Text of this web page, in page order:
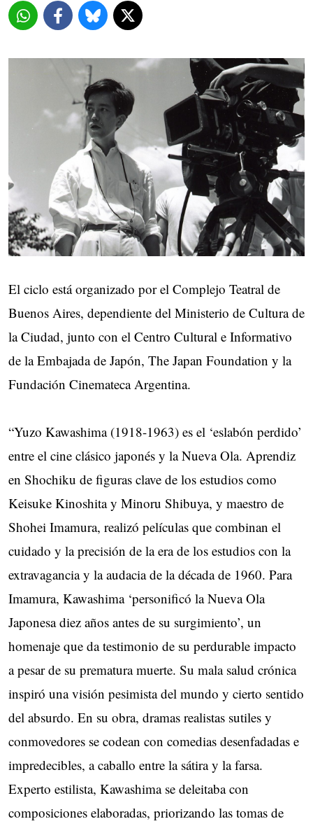
El ciclo está organizado por el Complejo Teatral de
Buenos Aires, dependiente del Ministerio de Cultura de
la Ciudad, junto con el Centro Cultural e Informativo
de la Embajada de Japón, The Japan Foundation y la
Fundación Cinemateca Argentina.
“Yuzo Kawashima (1918-1963) es el ‘eslabón perdido’
entre el cine clásico japonés y la Nueva Ola. Aprendiz
en Shochiku de figuras clave de los estudios como
Keisuke Kinoshita y Minoru Shibuya, y maestro de
Shohei Imamura, realizó películas que combinan el
cuidado y la precisión de la era de los estudios con la
extravagancia y la audacia de la década de 1960. Para
Imamura, Kawashima ‘personificó la Nueva Ola
Japonesa diez años antes de su surgimiento’, un
homenaje que da testimonio de su perdurable impacto
a pesar de su prematura muerte. Su mala salud crónica
inspiró una visión pesimista del mundo y cierto sentido
del absurdo. En su obra, dramas realistas sutiles y
conmovedores se codean con comedias desenfadadas e
impredecibles, a caballo entre la sátira y la farsa.
Experto estilista, Kawashima se deleitaba con
composiciones elaboradas, priorizando las tomas de